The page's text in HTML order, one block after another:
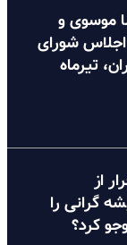
موسوی و
شورای
تیرماه
از
گرانی را
کرد؟